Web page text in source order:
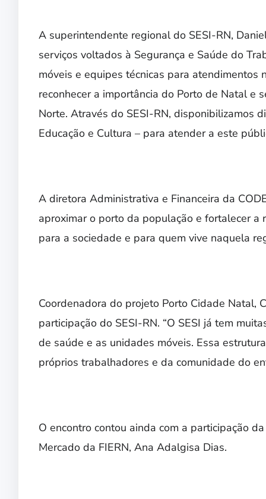
A superintendente regional do SESI-RN,
serviços voltados à Segurança e Saúde do
móveis e equipes técnicas para atendimentos
reconhecer a importância do Porto de Natal e
Norte. Através do SESI-RN, disponibilizamos
Educação e Cultura – para atender a este
A diretora Administrativa e Financeira da
aproximar o porto da população e fortalecer a
para a sociedade e para quem vive naquela
Coordenadora do projeto Porto Cidade Natal,
participação do SESI-RN. “O SESI já tem
de saúde e as unidades móveis. Essa
próprios trabalhadores e da comunidade do
O encontro contou ainda com a participação
Mercado da FIERN, Ana Adalgisa Dias.